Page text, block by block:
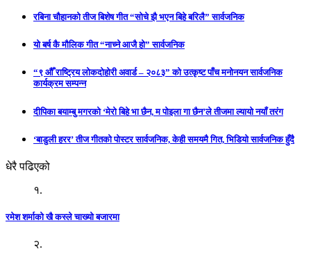
रबिना चौहानको तीज बिशेष गीत “सोचे झै भएन बिहे बरिलै” सार्वजनिक
यो बर्ष कै मौलिक गीत “नाच्ने आजै हो” सार्वजनिक
“९ औँ राष्ट्रिय लोकदोहोरी अवार्ड – २०८३” को उत्कृष्ट पाँच मनोनयन सार्वजनिक
कार्यक्रम सम्पन्न
दीपिका बयाम्बु मगरको ‘मेरो बिहे भा छैन, म पोइला गा छैन’ले तीजमा ल्यायो नयाँ तरंग
‘बाडुली हरर’ तीज गीतको पोस्टर सार्वजनिक, केही समयमै गित, भिडियो सार्वजनिक हुँदै
धेरै पढिएको
१.
रमेश शर्माको खै कस्ले चाख्यो बजारमा
२.